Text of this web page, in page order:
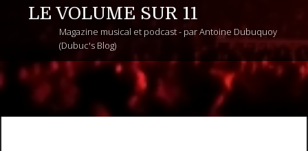
LE VOLUME SUR 11
Magazine musical et podcast - par Antoine Dubuquoy
(Dubuc's Blog)